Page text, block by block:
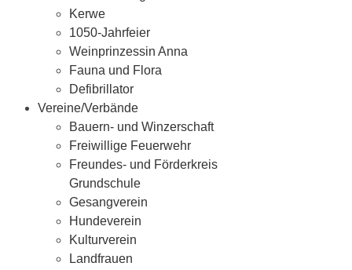
Kerwe
1050-Jahrfeier
Weinprinzessin Anna
Fauna und Flora
Defibrillator
Vereine/Verbände
Bauern- und Winzerschaft
Freiwillige Feuerwehr
Freundes- und Förderkreis
Grundschule
Gesangverein
Hundeverein
Kulturverein
Landfrauen